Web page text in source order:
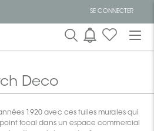
SE CONNECTER
Deco
1920 avec ces tuiles murales qui
focal dans un espace commercial